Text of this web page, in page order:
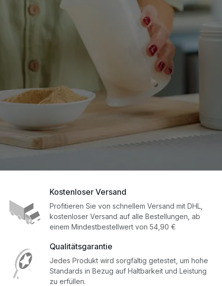
Kostenloser Versand
Profitieren Sie von schnellem Versand mit DHL,
kostenloser Versand auf alle Bestellungen, ab
einem Mindestbestellwert von 54,90 €
Qualitätsgarantie
Jedes Produkt wird sorgfältig getestet, um hohe
Standards in Bezug auf Haltbarkeit und Leistung
zu erfüllen.